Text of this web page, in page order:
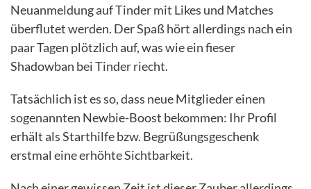
Neuanmeldung auf Tinder mit Likes und Matches
überflutet werden. Der Spaß hört allerdings nach ein
paar Tagen plötzlich auf, was wie ein fieser
Shadowban bei Tinder riecht.
Tatsächlich ist es so, dass neue Mitglieder einen
sogenannten Newbie-Boost bekommen: Ihr Profil
erhält als Starthilfe bzw. Begrüßungsgeschenk
erstmal eine erhöhte Sichtbarkeit.